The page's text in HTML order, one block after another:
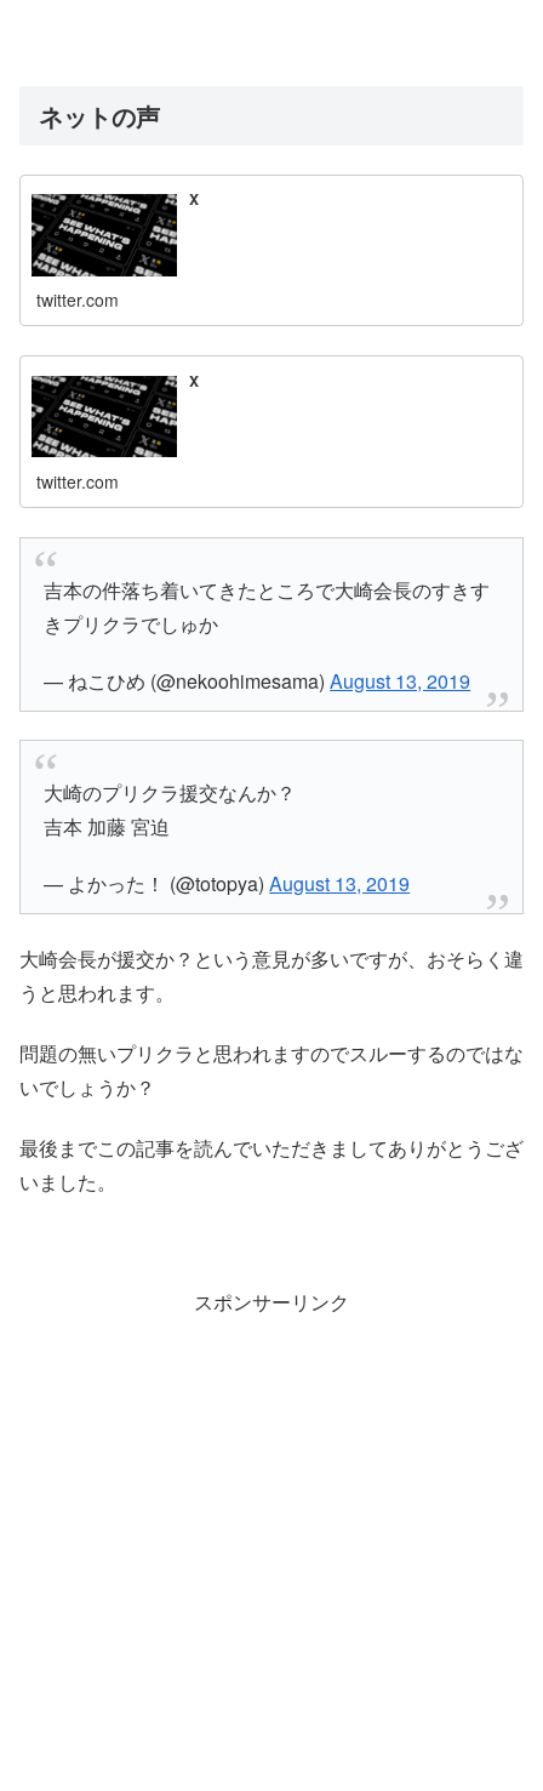
ネットの声
X
twitter.com
X
twitter.com
吉本の件落ち着いてきたところで大崎会長のすきす
きプリクラでしゅか
— ねこひめ (@nekoohimesama)August 13, 2019
大崎のプリクラ援交なんか？
吉本 加藤 宮迫
— よかった！ (@totopya)August 13, 2019
大崎会長が援交か？という意見が多いですが、おそらく違
うと思われます。
問題の無いプリクラと思われますのでスルーするのではな
いでしょうか？
最後までこの記事を読んでいただきましてありがとうござ
いました。
スポンサーリンク